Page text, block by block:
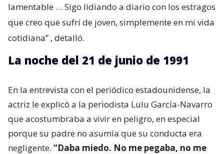
lamentable … Sigo lidiando a diario con los estragos
que creo que sufrí de joven, simplemente en mi vida
cotidiana” , detalló.
La noche del 21 de junio de 1991
En la entrevista con el periódico estadounidense, la
actriz le explicó a la periodista Lulu García-Navarro
que acostumbraba a vivir en peligro, en especial
porque su padre no asumía que su conducta era
negligente. “Daba miedo. No me pegaba, no me